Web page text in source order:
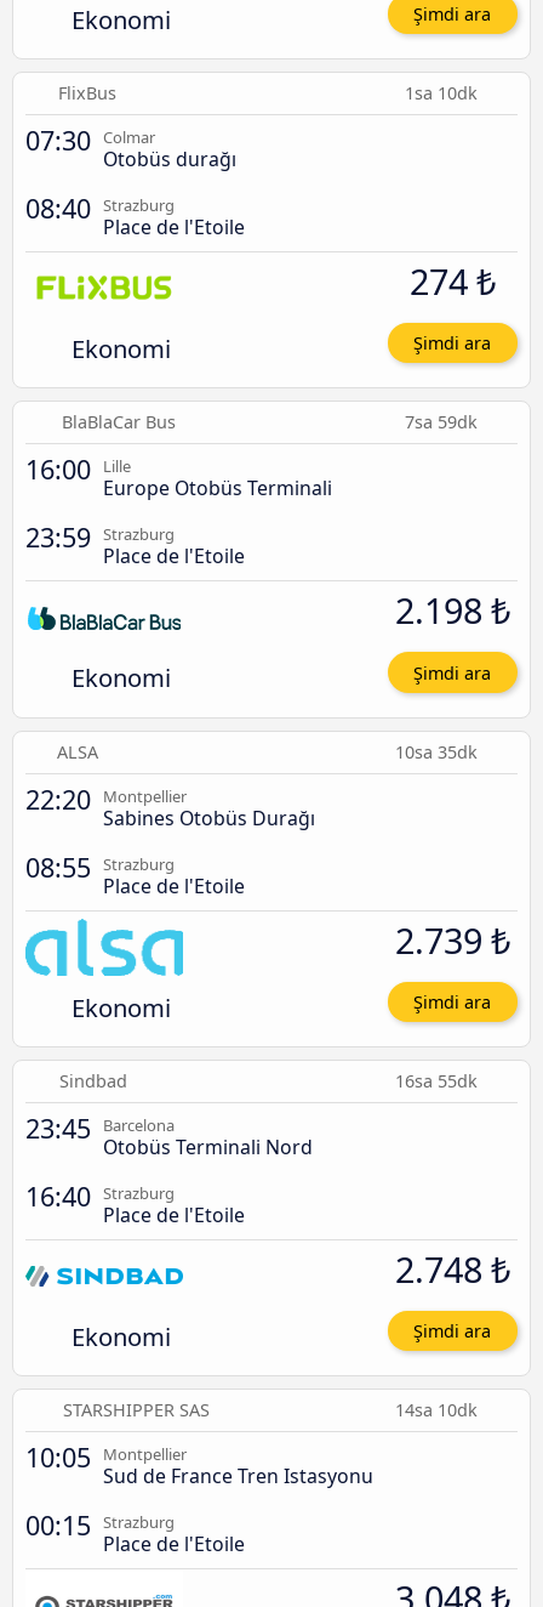
Ekonomi Şimdi ara
FlixBus 1sa 10dk
07:30 Colmar
Otobüs durağı
08:40 Strazburg
Place de l'Etoile
Ekonomi
274 ₺
Şimdi ara
BlaBlaCar Bus 7sa 59dk
16:00 Lille
Europe Otobüs Terminali
23:59 Strazburg
Place de l'Etoile
Ekonomi
2.198 ₺
Şimdi ara
ALSA 10sa 35dk
22:20 Montpellier
Sabines Otobüs Durağı
08:55 Strazburg
Place de l'Etoile
Ekonomi
2.739 ₺
Şimdi ara
Sindbad 16sa 55dk
23:45 Barcelona
Otobüs Terminali Nord
16:40 Strazburg
Place de l'Etoile
Ekonomi
2.748 ₺
Şimdi ara
STARSHIPPER SAS 14sa 10dk
10:05 Montpellier
Sud de France Tren Istasyonu
00:15 Strazburg
Place de l'Etoile